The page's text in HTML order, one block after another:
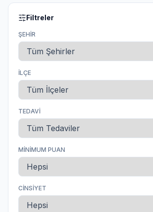
Filtreler
ŞEHIR
İLÇE
TEDAVI
MINIMUM PUAN
CINSIYET